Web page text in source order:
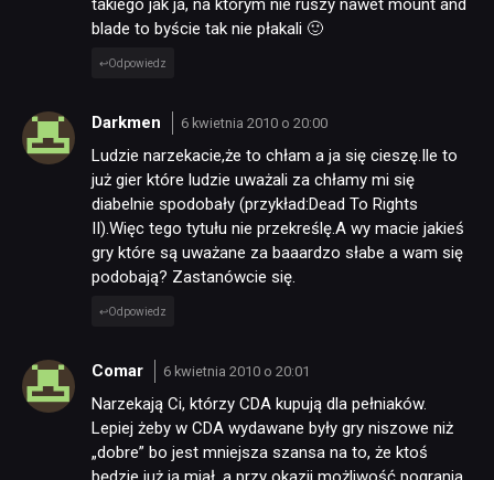
takiego jak ja, na którym nie ruszy nawet mount and
blade to byście tak nie płakali 🙂
Odpowiedz
Darkmen 6 kwietnia 2010 o 20:00
Ludzie narzekacie,że to chłam a ja się cieszę.Ile to
już gier które ludzie uważali za chłamy mi się
diabelnie spodobały (przykład:Dead To Rights
II).Więc tego tytułu nie przekreślę.A wy macie jakieś
gry które są uważane za baaardzo słabe a wam się
podobają? Zastanówcie się.
Odpowiedz
Comar 6 kwietnia 2010 o 20:01
Narzekają Ci, którzy CDA kupują dla pełniaków.
Lepiej żeby w CDA wydawane były gry niszowe niż
„dobre” bo jest mniejsza szansa na to, że ktoś